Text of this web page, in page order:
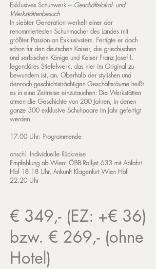
Exklusives Schuhwerk – Geschäftslokal- und
Werkstättenbesuch
In siebter Generation werkelt einer der
renommiertesten Schuhmacher des Landes mit
größter Passion an Exklusivstem. Fertigte er doch
schon für den deutschen Kaiser, die griechischen
und serbischen Könige und Kaiser Franz Josef I.
legendäres Stiefelwerk, das hier im Original zu
bewundern ist, an. Oberhalb der stylishen und
dennoch geschichtsträchtigen Geschäftsräume heißt
es in eine Zeitreise einzutauchen: Die Werkstätten
atmen die Geschichte von 200 Jahren, in denen
ganze 300 exklusive Schuhpaare im Jahr gefertigt
werden.
17.00 Uhr: Programmende
anschl. Individuelle Rückreise
Empfehlung ab Wien: ÖBB Railjet 633 mit Abfahrt
Hbf 18.18 Uhr, Ankunft Klagenfurt Wien Hbf
22.20 Uhr
€ 349,- (EZ: +€ 36)
bzw. € 269,- (ohne
Hotel)